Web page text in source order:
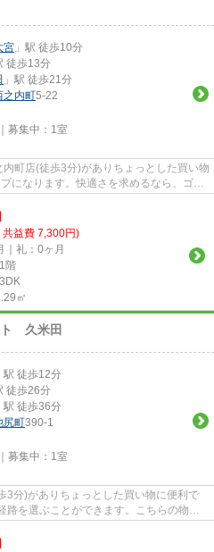
宮 」駅 徒歩10分
徒歩13分
」駅 徒歩21分
之内町5-22
募集中： 1室
町店(徒歩3分)がありちょっとした買い物
になります。快適さを求めるなら、ゴミ
共益費 7,300円)
｜礼：0ヶ月
階
㎡
久米田
駅 徒歩12分
徒歩26分
駅 徒歩36分
尻町390-1
募集中： 1室
3分)がありちょっとした買い物に便利で
路を選ぶことができます。こちらの物件